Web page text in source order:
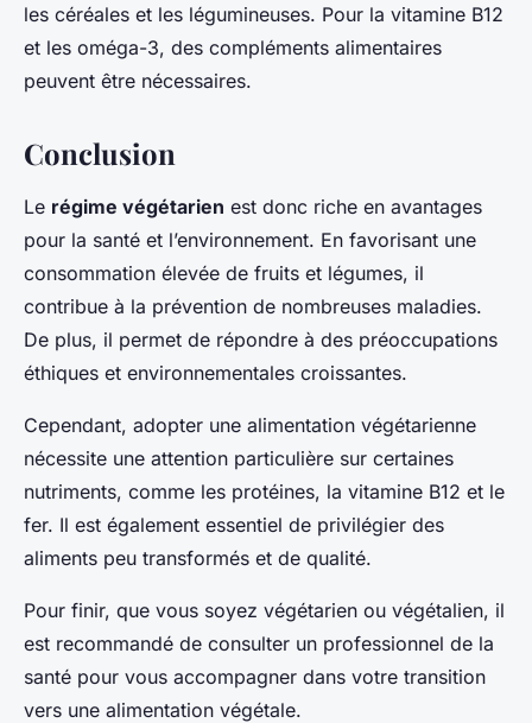
les céréales et les légumineuses. Pour la vitamine B12
et les oméga-3, des compléments alimentaires
peuvent être nécessaires.
Conclusion
Le régime végétarien est donc riche en avantages
pour la santé et l’environnement. En favorisant une
consommation élevée de fruits et légumes, il
contribue à la prévention de nombreuses maladies.
De plus, il permet de répondre à des préoccupations
éthiques et environnementales croissantes.
Cependant, adopter une alimentation végétarienne
nécessite une attention particulière sur certaines
nutriments, comme les protéines, la vitamine B12 et le
fer. Il est également essentiel de privilégier des
aliments peu transformés et de qualité.
Pour finir, que vous soyez végétarien ou végétalien, il
est recommandé de consulter un professionnel de la
santé pour vous accompagner dans votre transition
vers une alimentation végétale.